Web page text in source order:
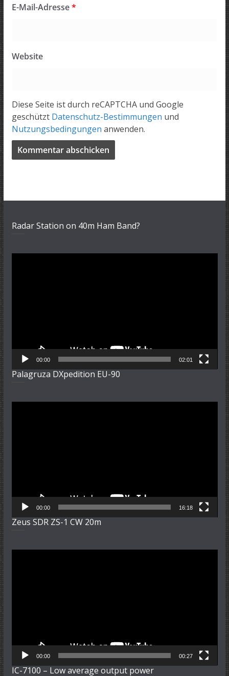
E-Mail-Adresse*
Website
Diese Seite ist durch reCAPTCHA und Google
geschützt Datenschutz-Bestimmungen und
Nutzungsbedingungen anwenden.
Radar Station on 40m Ham Band?
00:00 02:01
Palagruza DXpedition EU-90
00:00 16:18
Zeus SDR ZS-1 CW 20m
00:00 00:27
IC-7100 – Low average output power